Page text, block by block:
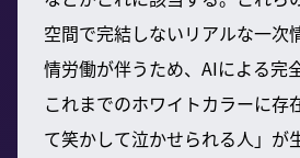
空間で完結しないリアルな一次
情労働が伴うため、AIによる完
これまでのホワイトカラーに存
て笑かして泣かせられる人」が